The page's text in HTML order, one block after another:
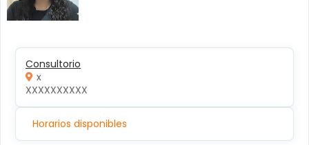
Consultorio
x
XXXXXXXXXX
Horarios disponibles